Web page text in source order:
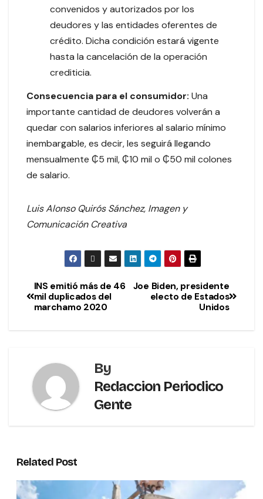
convenidos y autorizados por los
deudores y las entidades oferentes de
crédito. Dicha condición estará vigente
hasta la cancelación de la operación
crediticia.
Consecuencia para el consumidor: Una
importante cantidad de deudores volverán a
quedar con salarios inferiores al salario mínimo
inembargable, es decir, les seguirá llegando
mensualmente ₵5 mil, ₵10 mil o ₵50 mil colones
de salario.
Luis Alonso Quirós Sánchez, Imagen y
Comunicación Creativa
Joe Biden, presidente
electo de Estados
Unidos
INS emitió más de 46
mil duplicados del
marchamo 2020
By
Redaccion Periodico
Gente
Related Post